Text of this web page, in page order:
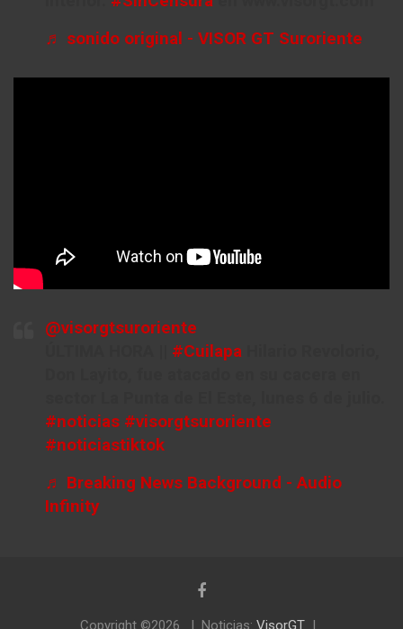
♬ sonido original - VISOR GT Suroriente
@visorgtsuroriente
#Cuilapa
#noticias #visorgtsuroriente
#noticiastiktok
♬ Breaking News Background - Audio
Infinity
Copyright ©2026 Noticias: VisorGT